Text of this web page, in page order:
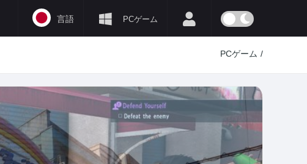
PCゲーム
言語
PCゲーム /